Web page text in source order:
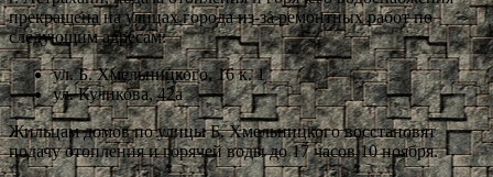
прекращена на улицах города из-за ремонтных работ по
следующим адресам:
ул. Б. Хмельницкого, 16 к. 1
ул. Куликова, 42а
Жильцам домов по улицы Б. Хмельницкого восстановят
подачу отопления и горячей воды до 17 часов 10 ноября.